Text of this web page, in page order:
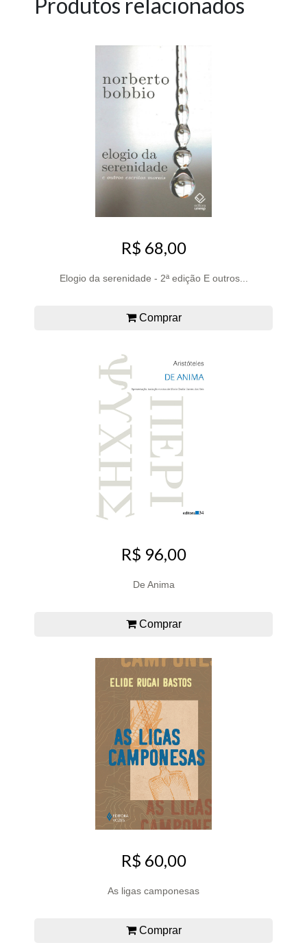
R$ 68,00
Elogio da serenidade - 2ª edição E outros...
Comprar
R$ 96,00
De Anima
Comprar
R$ 60,00
As ligas camponesas
Comprar